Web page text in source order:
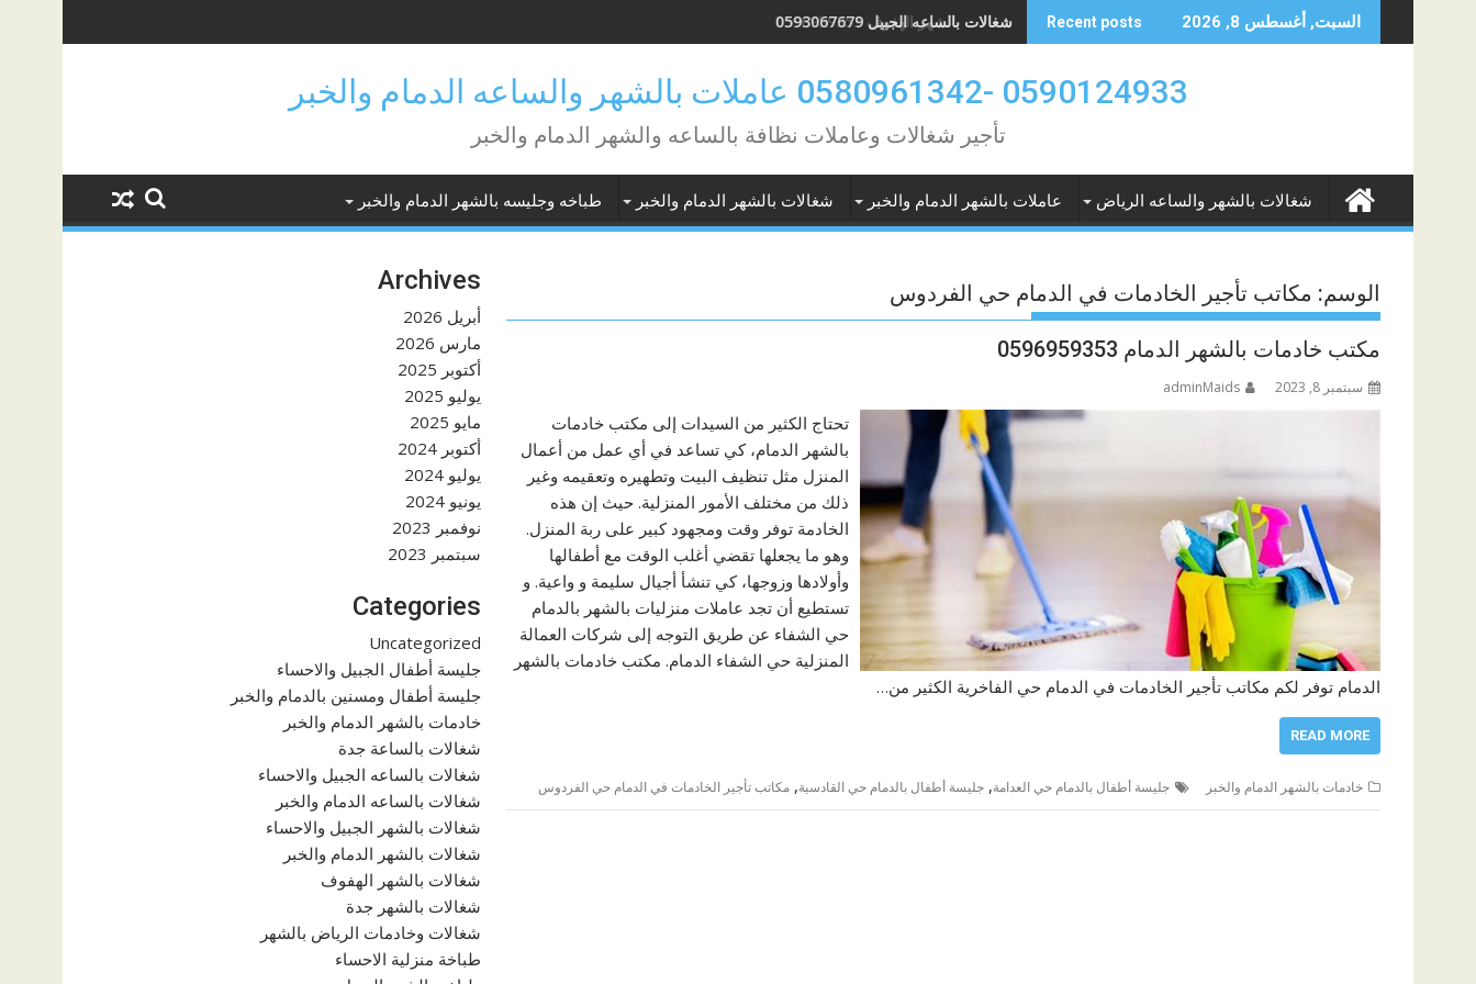
to
السبت, أغسطس 8, 2026 Recent posts شغالات بالساعه الجبيل 0593067679
0590124933 -0580961342 عاملات بالشهر والساعه الدمام والخبر
تأجير شغالات وعاملات نظافة بالساعه والشهر الدمام والخبر
شغالات بالشهر والساعه الرياض عاملات بالشهر الدمام والخبر شغالات بالشهر الدمام والخبر طباخه وجليسه بالشهر الدمام والخبر
الوسم: مكاتب تأجير الخادمات في الدمام حي الفردوس
مكتب خادمات بالشهر الدمام 0596959353
سبتمبر 8, 2023 adminMaids
تحتاج الكثير من السيدات إلى مكتب خادمات
بالشهر الدمام، كي تساعد في أي عمل من أعمال
المنزل مثل تنظيف البيت وتطهيره وتعقيمه وغير
ذلك من مختلف الأمور المنزلية. حيث إن هذه
الخادمة توفر وقت ومجهود كبير على ربة المنزل.
وهو ما يجعلها تقضي أغلب الوقت مع أطفالها
وأولادها وزوجها، كي تنشأ أجيال سليمة و واعية. و
تستطيع أن تجد عاملات منزليات بالشهر بالدمام
حي الشفاء عن طريق التوجه إلى شركات العمالة
المنزلية حي الشفاء الدمام. مكتب خادمات بالشهر
الدمام توفر لكم مكاتب تأجير الخادمات في الدمام حي الفاخرية الكثير من…
READ MORE
خادمات بالشهر الدمام والخبر جليسة أطفال بالدمام حي العدامة, جليسة أطفال بالدمام حي القادسية, مكاتب تأجير الخادمات في الدمام حي الفردوس
Archives
أبريل 2026
مارس 2026
أكتوبر 2025
يوليو 2025
مايو 2025
أكتوبر 2024
يوليو 2024
يونيو 2024
نوفمبر 2023
سبتمبر 2023
Categories
Uncategorized
جليسة أطفال الجبيل والاحساء
جليسة أطفال ومسنين بالدمام والخبر
خادمات بالشهر الدمام والخبر
شغالات بالساعة جدة
شغالات بالساعه الجبيل والاحساء
شغالات بالساعه الدمام والخبر
شغالات بالشهر الجبيل والاحساء
شغالات بالشهر الدمام والخبر
شغالات بالشهر الهفوف
شغالات بالشهر جدة
شغالات وخادمات الرياض بالشهر
طباخة منزلية الاحساء